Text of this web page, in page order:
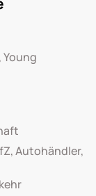
Autohändler,